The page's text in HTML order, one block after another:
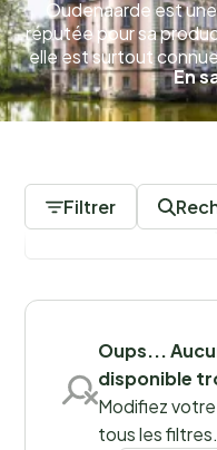
Oudenaarde est
réputée pour sa
elle est surtout
accueillir le Tour
également de
ainsi que de vastes
région.
En
Filtrer
Sauvegarder les
Oups...
disponible
Modifiez
tous les filtres.